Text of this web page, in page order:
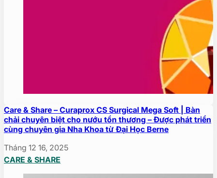
Care & Share – Curaprox CS Surgical Mega Soft | Bàn
chải chuyên biệt cho nướu tổn thương – Được phát triển
cùng chuyên gia Nha Khoa từ Đại Học Berne
Tháng 12 16, 2025
CARE & SHARE